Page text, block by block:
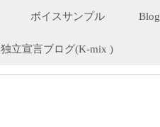
ボイスサンプル Blog
独立宣言ブログ(K-mix )